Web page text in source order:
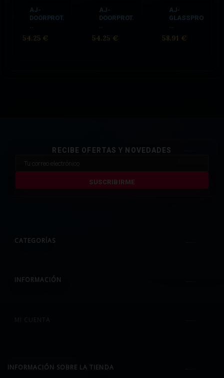
AJ-
DOORPROT.
..
54.25 €
AJ-
DOORPROT.
..
54.25 €
AJ-
GLASSPRO
...
58.91 €
RECIBE OFERTAS Y NOVEDADES
SUSCRIBIRME
CATEGORÍAS
INFORMACIÓN
INFORMACIÓN SOBRE LA TIENDA